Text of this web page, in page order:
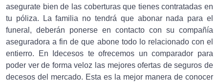
asegurate bien de las coberturas que tienes contratadas en
tu póliza. La familia no tendrá que abonar nada para el
funeral, deberán ponerse en contacto con su compañía
aseguradora a fin de que abone todo lo relacionado con el
entierro. En Idecesos te ofrecemos un comparador para
poder ver de forma veloz las mejores ofertas de seguros de
decesos del mercado. Esta es la mejor manera de conocer